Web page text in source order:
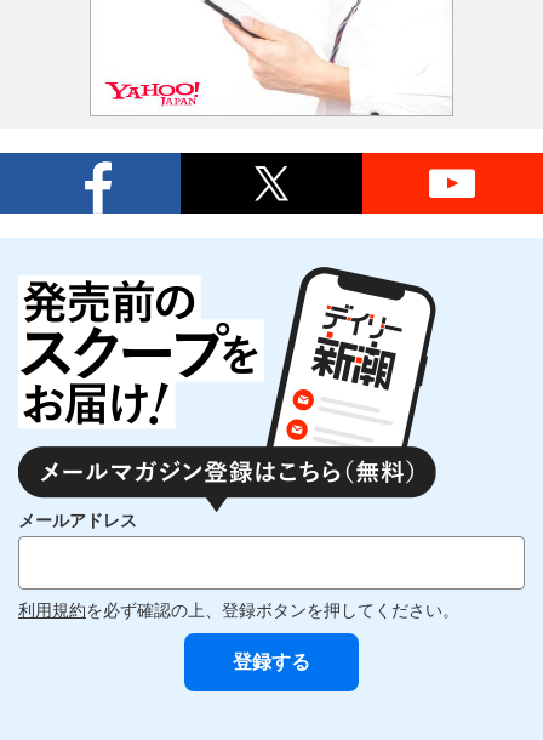
メールアドレス
利用規約を必ず確認の上、登録ボタンを押してください。